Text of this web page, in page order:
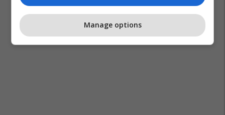
Manage options